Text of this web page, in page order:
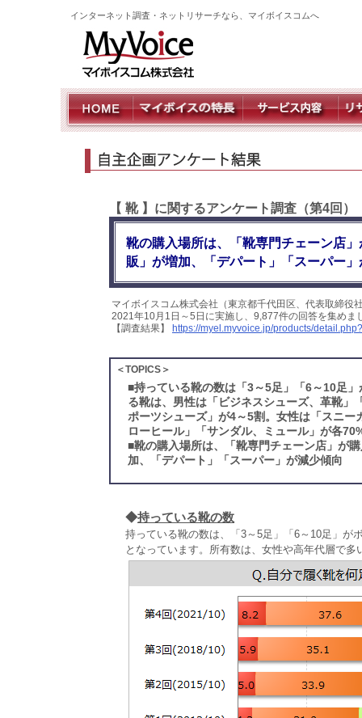
インターネット調査・ネットリサーチなら、マイボイスコムへ
【 靴 】に関するアンケート調査（第4回）
靴の購入場所は、「靴専門チェーン店
販」が増加、「デパート」「スーパー
マイボイスコム株式会社（東京都千代田区、代表取締
2021年10月1日～5日に実施し、9,877件の回答を集めま
【調査結果】
https://myel.myvoice.jp/products/
＜TOPICS＞
■持っている靴の数は「3～5足」「6～10足
る靴は、男性は「ビジネスシューズ、革靴」
ポーツシューズ」が4～5割。女性は「スニ
ローヒール」「サンダル、ミュール」が各
■靴の購入場所は、「靴専門チェーン店」が
加、「デパート」「スーパー」が減少傾向
◆持っている靴の数
持っている靴の数は、「3～5足」「6～10足」が
となっています。所有数は、女性や高年代層で多